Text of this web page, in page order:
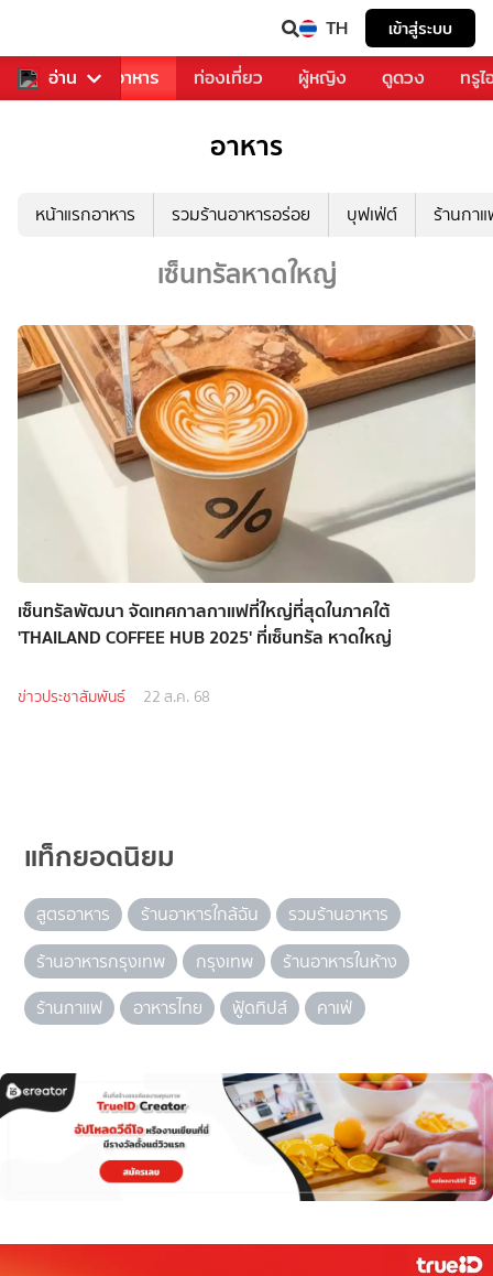
TH เข้าสู่ระบบ
อ่าน
การเพลง อาหาร ท่องเที่ยว ผู้หญิง ดูดวง ทรู
อาหาร
หน้าแรกอาหาร รวมร้านอาหารอร่อย บุฟเฟ่ต์ ร้านกา
เซ็นทรัลหาดใหญ่
เซ็นทรัลพัฒนา จัดเทศกาลกาแฟที่ใหญ่ที่สุดในภาคใต้
'THAILAND COFFEE HUB 2025' ที่เซ็นทรัล หาดใหญ่
ข่าวประชาสัมพันธ์ 22 ส.ค. 68
แท็กยอดนิยม
สูตรอาหาร ร้านอาหารใกล้ฉัน
รวมร้านอาหาร
ร้านอาหารกรุงเทพ
กรุงเทพ
ร้านอาหารในห้าง
ร้านกาแฟ
อาหารไทย ฟู้ดทิปส์ คาเฟ่